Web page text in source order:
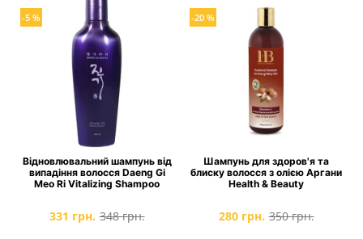
-5 %
Відновлювальний шампунь від
випадіння волосся Daeng Gi
Meo Ri Vitalizing Shampoo
331 грн. 348 грн.
-20 %
Шампунь для здоров'я та
блиску волосся з олією Аргани
Health & Beauty
280 грн. 350 грн.